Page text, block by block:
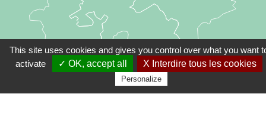
Plan du site Mentions légales
This site uses cookies and gives you control over what you want
activate
✓ OK, accept all X Interdire tous les cookies
Personalize